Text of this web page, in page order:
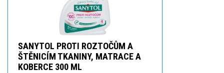
SANYTOL PROTI ROZTOČŮM A
ŠTĚNICÍM TKANINY, MATRACE A
KOBERCE 300 ML